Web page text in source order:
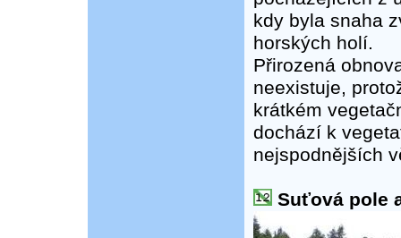
kdy byla snaha
horských holí.
Přirozená
neexistuje,
krátkém
dochází k
nejspodnějších
Suťová pole